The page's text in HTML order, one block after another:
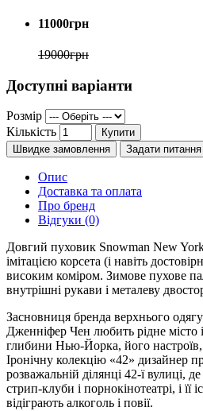
11000грн
19000грн
Доступні варіанти
Розмір
Кількість
Купити
Швидке замовлення
Задати питання
Опис
Доставка та оплата
Про бренд
Відгуки (0)
Довгий пуховик Snowman New
імітацією корсета (і навіть
високим коміром. Зимове пухове
внутрішні рукави і металеву
Засновниця бренда верхнього
Дженніфер Чен любить рідне місто і
глибини Нью-Йорка, його настроїв,
Іронічну колекцію «42» дизайнер
розважальній ділянці 42-ї вулиці,
стрип-клуби і порнокінотеатрі, і її
відіграють алкоголь і повії.